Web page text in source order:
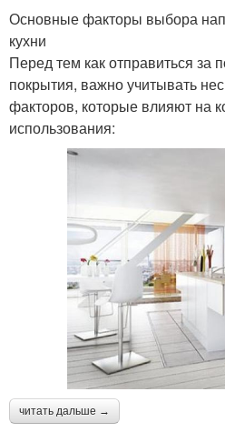
Основные факторы выбора
кухни
Перед тем как отправиться за
покрытия, важно учитывать
факторов, которые влияют на
использования:
читать дальше →